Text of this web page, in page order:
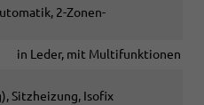
2-Zonen-
in Leder, mit Multifunktionen
Sitzheizung, Isofix